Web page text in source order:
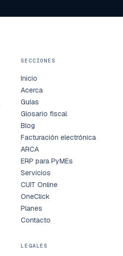
SECCIONES
Inicio
Acerca
Guías
Glosario fiscal
Blog
Facturación electrónica
ARCA
ERP para PyMEs
Servicios
CUIT Online
OneClick
Planes
Contacto
LEGALES